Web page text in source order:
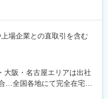
場企業との直取引を含む
大阪・名古屋エリアは出社
…全国各地にて完全在宅勤
。【2】出社の場合…本